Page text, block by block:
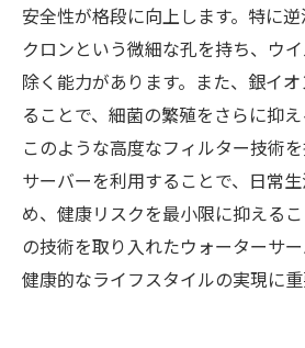
安全性が格段に向上します。特に逆
クロンという微細な孔を持ち、ウ
除く能力があります。また、銀イ
ることで、細菌の繁殖をさらに抑え
このような高度なフィルター技術
サーバーを利用することで、日常
め、健康リスクを最小限に抑える
の技術を取り入れたウォーターサー
健康的なライフスタイルの実現に重